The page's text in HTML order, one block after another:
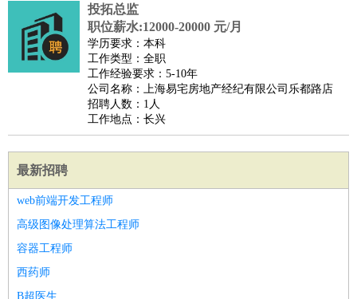
投拓总监
职位薪水:12000-20000 元/月
学历要求：本科
工作类型：全职
工作经验要求：5-10年
公司名称：上海易宅房地产经纪有限公司乐都路店
招聘人数：1人
工作地点：长兴
最新招聘
web前端开发工程师
高级图像处理算法工程师
容器工程师
西药师
B超医生